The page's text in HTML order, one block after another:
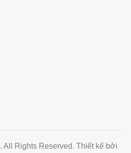
All Rights Reserved. Thiết kế bởi